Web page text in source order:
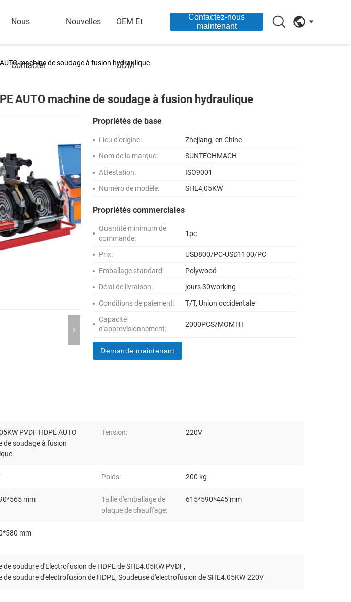
Nous
Contacter
Nouvelles OEM Et
ODM
Contactez-nous
maintenant
machine de soudage à fusion hydraulique
AUTO machine de soudage à fusion hydraulique
Propriétés de base
Lieu d'origine:
Zhejiang, en Chine
Nom de la marque:
SUNTECHMACH
Attestation:
ISO9001
Numéro de modèle:
SHE4,05KW
Propriétés commerciales
Quantité minimum de
commande:
1pc
Prix:
USD800/PC-USD1100/PC
Emballage standard:
Polywood
Délai de livraison:
jours 30working
Conditions de paiement:
T/T, Union occidentale
Capacité
d'approvisionnement:
2000PCS/MOMTH
Demande maintenant
PVDF HDPE AUTO
de soudage à fusion
Tension: 220V
Poids: 200 kg
mm
Taille d'emballage de
plaque de chauffage:
615*590*445 mm
mm
de soudure d'Electrofusion de HDPE de SHE4.05KW PVDF,
de soudure d'electrofusion de HDPE, Soudeuse d'electrofusion de SHE4.05KW 220V